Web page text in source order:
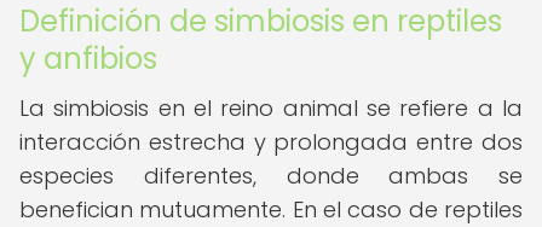
Definición de simbiosis en reptiles
y anfibios
La simbiosis en el reino animal se refiere a la
interacción estrecha y prolongada entre dos
especies diferentes, donde ambas se
benefician mutuamente. En el caso de reptiles